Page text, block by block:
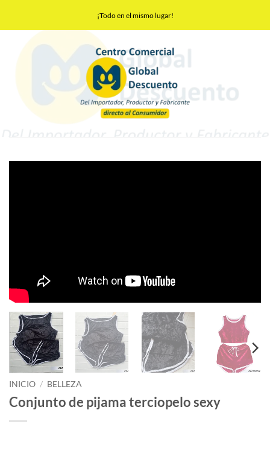
contenido
¡Todo en el mismo lugar!
INICIO / BELLEZA
Conjunto de pijama terciopelo sexy